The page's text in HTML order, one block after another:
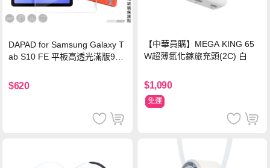
DAPAD for Samsung Galaxy T
ab S10 FE 平板高透光滿版9H
$620
【中華員購】MEGA KING 65
W超薄氮化鎵旅充頭(2C) 白
$1,090
免運